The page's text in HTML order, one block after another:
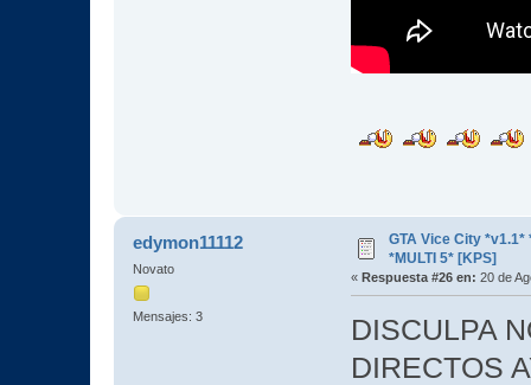
edymon11112
Novato
Mensajes: 3
GTA Vice City *v1.1*
*MULTI 5* [KPS]
« Respuesta #26 en: 20 de
DISCULPA
DIRECTOS